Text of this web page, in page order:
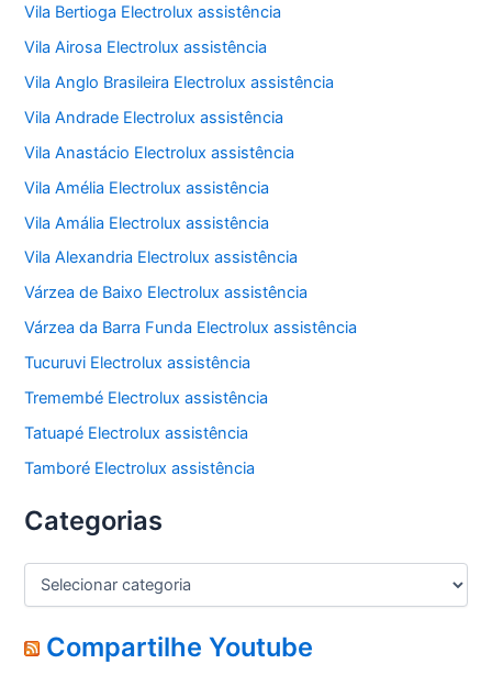
Vila Bertioga Electrolux assistência
Vila Airosa Electrolux assistência
Vila Anglo Brasileira Electrolux assistência
Vila Andrade Electrolux assistência
Vila Anastácio Electrolux assistência
Vila Amélia Electrolux assistência
Vila Amália Electrolux assistência
Vila Alexandria Electrolux assistência
Várzea de Baixo Electrolux assistência
Várzea da Barra Funda Electrolux assistência
Tucuruvi Electrolux assistência
Tremembé Electrolux assistência
Tatuapé Electrolux assistência
Tamboré Electrolux assistência
Categorias
C
e
g
Compartilhe Youtube